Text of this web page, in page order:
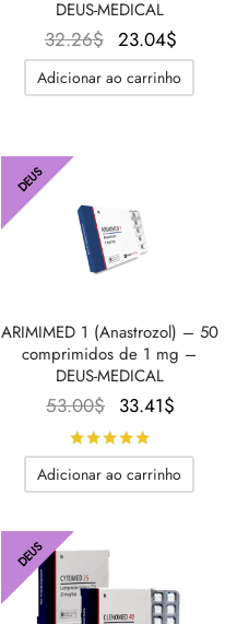
DEUS-MEDICAL
32.26$
O
preço
original
23.04$
preço
atual
Adicionar ao carrinho
DEUS
ARIMIMED 1 (Anastrozol) – 50
comprimidos de 1 mg –
DEUS-MEDICAL
53.00$
O
preço
original
era:
33.41$
atual é:
Adicionar ao carrinho
DEUS